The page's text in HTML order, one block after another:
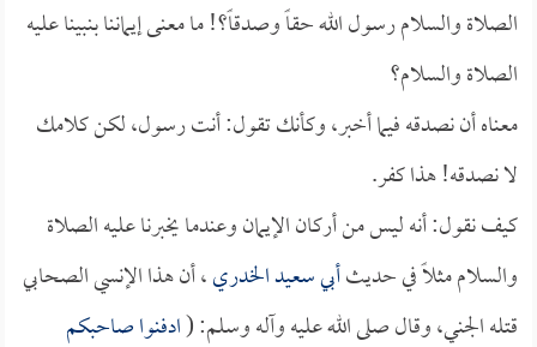
الصلاة والسلام رسول الله حقاً وصدقاً؟! ما معنى إيماننا بنبينا عليه
الصلاة والسلام؟
معناه أن نصدقه فيما أخبر، وكأنك تقول: أنت رسول، لكن كلامك
لا نصدقه! هذا كفر.
كيف نقول: أنه ليس من أركان الإيمان وعندما يخبرنا عليه الصلاة
والسلام مثلاً في حديثأبي سعيد الخدري، أن هذا الإنسي الصحابي
قتله الجني، وقال صلى الله عليه وآله وسلم: (ادفنوا صاحبكم